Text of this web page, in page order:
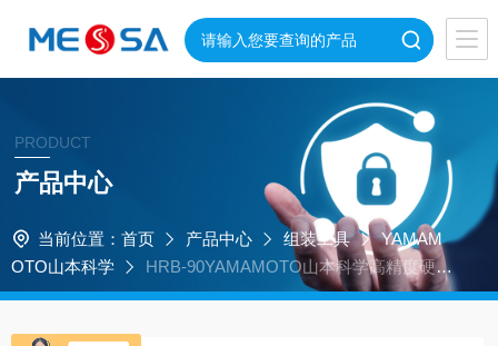
PRODUCT
产品中心
当前位置： 首页 产品中心 组装工具
YAMAM
OTO山本科学
HRB-90YAMAMOTO山本科学高精度硬度
基准片